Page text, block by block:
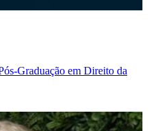
Graduação em Direito da